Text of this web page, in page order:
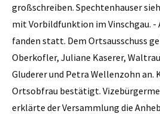
großschreiben. Spechtenhauser
mit Vorbildfunktion im Vinschgau. -
fanden statt. Dem Ortsausschuss
Oberkofler, Juliane Kaserer,
Gluderer und Petra Wellenzohn an.
Ortsobfrau bestätigt.
erklärte der Versammlung die